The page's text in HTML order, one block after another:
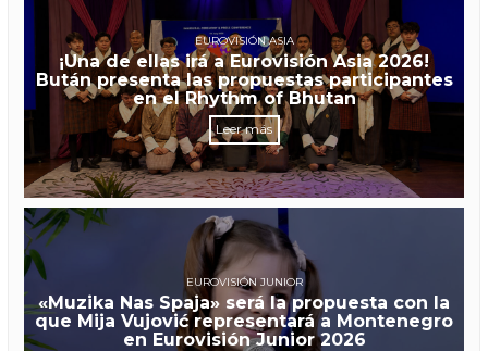
EUROVISIÓN ASIA
¡Una de ellas irá a Eurovisión Asia 2026!
Bután presenta las propuestas participantes
en el Rhythm of Bhutan
Leer más
EUROVISIÓN JUNIOR
«Muzika Nas Spaja» será la propuesta con la
que Mija Vujović representará a Montenegro
en Eurovisión Junior 2026